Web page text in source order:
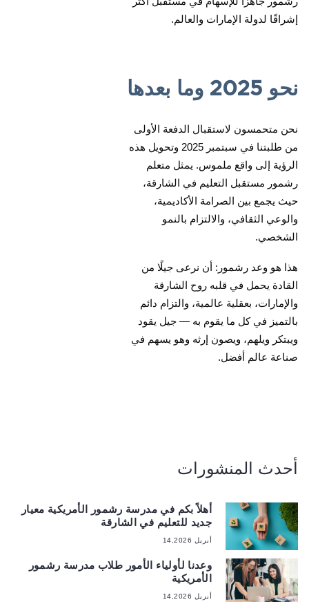
إشراقًا لدولة الإمارات والعالم.
نحو 2025 وما بعدها
نحن متحمسون لاستقبال الدفعة الأولى
من طلبتنا في سبتمبر 2025 وتحويل هذه
الرؤية إلى واقع ملموس. يمثل متعلم
رشمور مستقبل التعليم في الشارقة،
حيث يجمع بين الصرامة الأكاديمية،
والوعي الثقافي، والالتزام بالنمو
الشخصي.
هذا هو وعد رشمور: أن نرعى جيلًا من
القادة يحمل في قلبه روح الشارقة
والإمارات، بعقلية عالمية، والتزام دائم
بالتميز في كل ما يقوم به — جيل يقود
ويبتكر ويلهم، ويصون إرثه وهو يسهم في
صناعة عالم أفضل.
أحدث المنشورات
أهلاً بكم في مدرسة رشمور الأمريكية معيار
جديد للتعليم في الشارقة
أبريل 14,2026
وعدنا لأولياء الأمور طلاب مدرسة رشمور
الأمريكية
أبريل 14,2026